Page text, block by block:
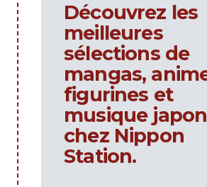
Découvrez les
meilleures
sélections de
mangas,
figurines et
musique
chez Nippon
Station.